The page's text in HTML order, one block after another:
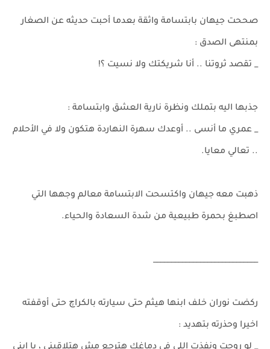
صححت جيهان بابتسامة واثقة بعدما أحبت حديثه عن الصغار
بمنتهى الصدق :
_ تقصد ثروتنا .. أنا شريكتك ولا نسيت ؟!
جذبها اليه بتملك ونظرة نارية العشق وابتسامة :
_ عمري ما أنسى .. أوعدك سهرة النهاردة هتكون ولا في الأحلام
.. تعالي معايا.
ذهبت معه جيهان واكتسحت الابتسامة معالم وجهها التي
اصطبغ بحمرة طبيعية من شدة السعادة والحياء.
_____________________________
ركضت نوران خلف ابنها هيثم حتى سيارته بالكراچ حتى أوقفته
اخيرا وحذرته بتهديد :